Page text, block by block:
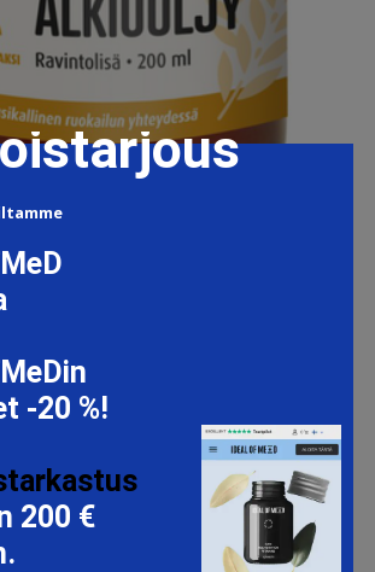
LISÄTIETOJA
-20 %!
200 €